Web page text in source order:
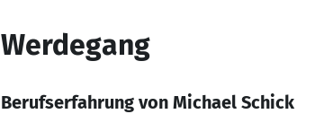
Werdegang
Berufserfahrung von Michael Schick